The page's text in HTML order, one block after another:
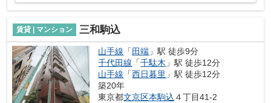
賃貸 | マンション 三和駒込
山手線 「 田端 」駅 徒歩9分
千代田線 「千駄木 」駅 徒歩12分
山手線 「西日暮里 」駅 徒歩12分
築20年
東京都文京区本駒込 ４丁目41-2